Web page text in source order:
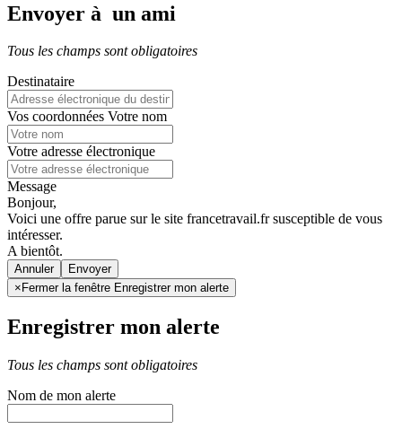
Envoyer à un ami
Tous les champs sont obligatoires
Destinataire
Vos coordonnées Votre nom
Votre adresse électronique
Message
Bonjour,
Voici une offre parue sur le site francetravail.fr susceptible de vous
intéresser.
A bientôt.
Annuler
× Fermer la fenêtre Enregistrer mon alerte
Enregistrer mon alerte
Tous les champs sont obligatoires
Nom de mon alerte